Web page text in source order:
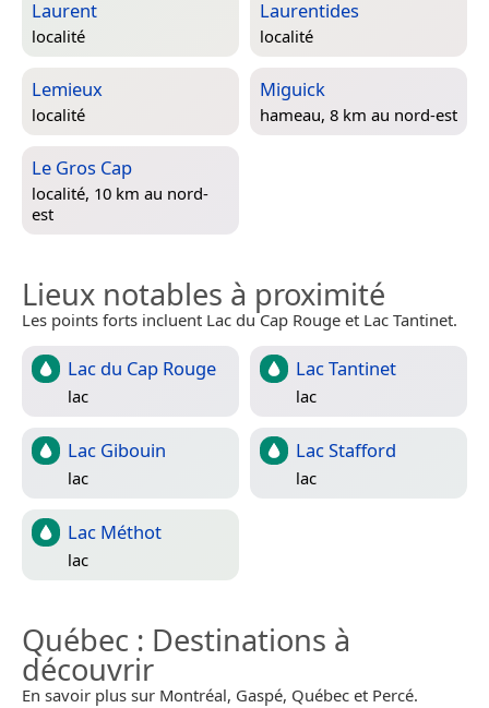
Laurent
localité
Laurentides
localité
Lemieux
localité
Miguick
hameau, 8 km au nord-est
Le Gros Cap
localité, 10 km au nord-
est
Lieux notables à proximité
Les points forts incluent Lac du Cap Rouge et Lac Tantinet.
Lac du Cap Rouge
lac
Lac Tantinet
lac
Lac Gibouin
lac
Lac Stafford
lac
Lac Méthot
lac
Québec : Destinations à
découvrir
En savoir plus sur Montréal, Gaspé, Québec et Percé.